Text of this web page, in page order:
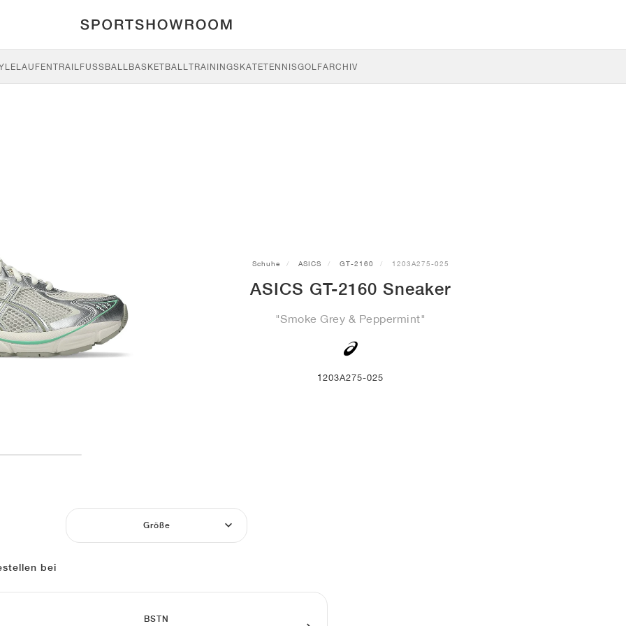
LAUFENTRAILFUSSBALL BASKETBALLTRAININGSKATETENNISGOLFARCHIV
Schuhe ASICS GT-2160 1203A275-025
ASICS GT-2160 Sneaker
"Smoke Grey & Peppermint"
1203A275-025
Größe
bei
BSTN